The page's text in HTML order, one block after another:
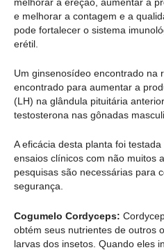
e melhorar a contagem e a
pode fortalecer o sistema
erétil.
Um ginsenosídeo encontrado na
encontrado para aumentar a
(LH) na glândula pituitária
testosterona nas gônadas
A eficácia desta planta foi
ensaios clínicos com não muitos
pesquisas são necessárias para
segurança.
Cogumelo Cordyceps:
obtém seus nutrientes de outros
larvas dos insetos. Quando eles